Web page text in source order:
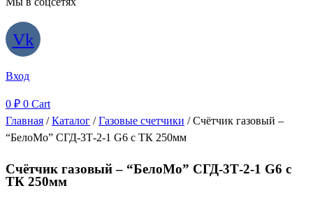
Vk
Вход
0 ₽ 0 Cart
Главная /Каталог /Газовые счетчики / Счётчик газовый –
“БелоМо” СГД-3Т-2-1 G6 с ТК 250мм
Счётчик газовый – “БелоМо” СГД-3Т-2-1 G6 с
ТК 250мм